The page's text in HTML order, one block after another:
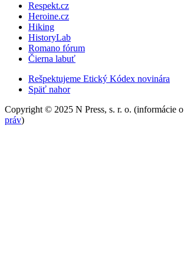
Respekt.cz
Heroine.cz
Hiking
HistoryLab
Romano fórum
Čierna labuť
Rešpektujeme Etický Kódex novinára
Späť nahor
Copyright © 2025 N Press, s. r. o. (informácie o
práv)